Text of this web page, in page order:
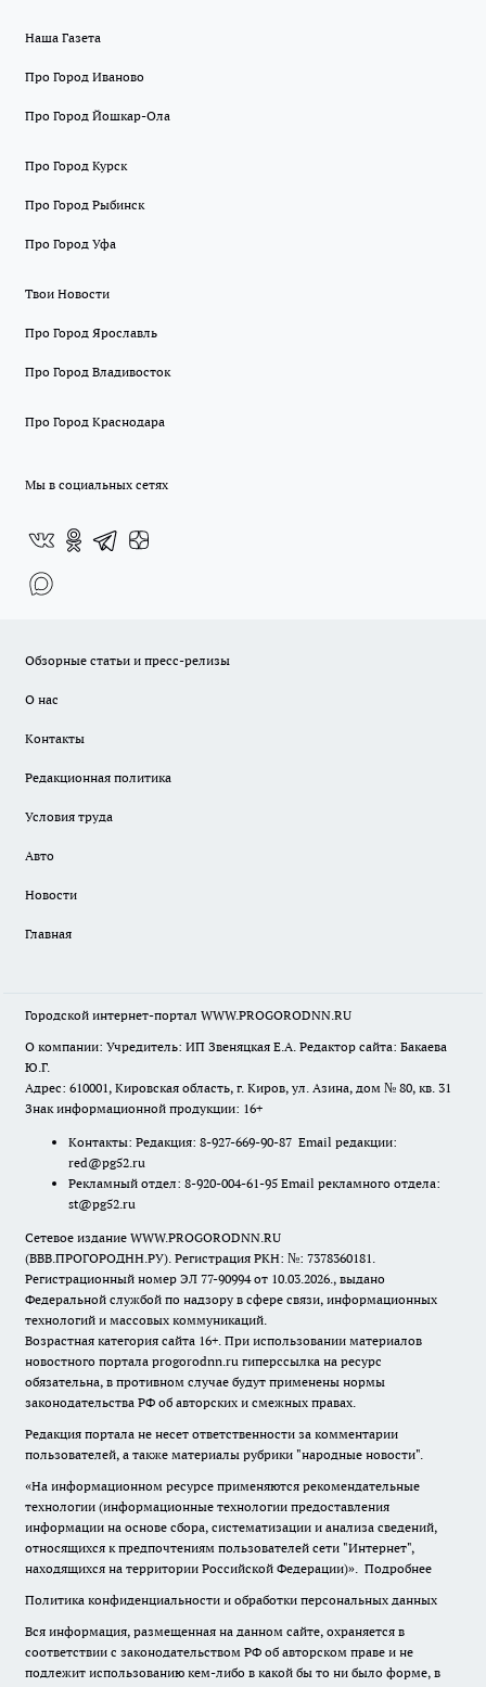
Наша Газета
Про Город Иваново
Про Город Йошкар-Ола
Про Город Курск
Про Город Рыбинск
Про Город Уфа
Твои Новости
Про Город Ярославль
Про Город Владивосток
Про Город Краснодара
Мы в социальных сетях
Обзорные статьи и пресс-релизы
О нас
Контакты
Редакционная политика
Условия труда
Авто
Новости
Главная
Городской интернет-портал WWW.PROGORODNN.RU
О компании: Учредитель: ИП Звеняцкая Е.А. Редактор сайта: Бакаева
Ю.Г.
Адрес: 610001, Кировская область, г. Киров, ул. Азина, дом № 80, кв. 31
Знак информационной продукции: 16+
Контакты: Редакция: 8-927-669-90-87 Email редакции:
red@pg52.ru
Рекламный отдел: 8-920-004-61-95 Email рекламного отдела:
st@pg52.ru
Сетевое издание WWW.PROGORODNN.RU
(ВВВ.ПРОГОРОДНН.РУ). Регистрация РКН: №: 7378360181.
Регистрационный номер ЭЛ 77-90994 от 10.03.2026., выдано
Федеральной службой по надзору в сфере связи, информационных
технологий и массовых коммуникаций.
Возрастная категория сайта 16+. При использовании материалов
новостного портала progorodnn.ru гиперссылка на ресурс
обязательна, в противном случае будут применены нормы
законодательства РФ об авторских и смежных правах.
Редакция портала не несет ответственности за комментарии
пользователей, а также материалы рубрики "народные новости".
«На информационном ресурсе применяются рекомендательные
технологии (информационные технологии предоставления
информации на основе сбора, систематизации и анализа сведений,
относящихся к предпочтениям пользователей сети "Интернет",
находящихся на территории Российской Федерации)». Подробнее
Политика конфиденциальности и обработки персональных данных
Вся информация, размещенная на данном сайте, охраняется в
соответствии с законодательством РФ об авторском праве и не
подлежит использованию кем-либо в какой бы то ни было форме, в